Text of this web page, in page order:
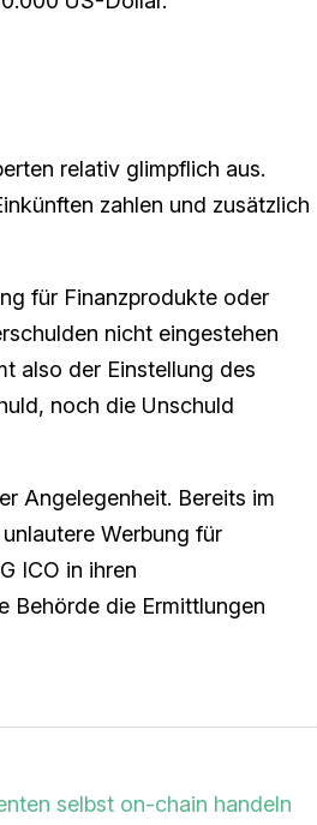
relativ glimpflich aus.
zahlen und zusätzlich
für Finanzprodukte oder
nicht eingestehen
also der Einstellung des
noch die Unschuld
Angelegenheit. Bereits im
Werbung für
ICO in ihren
Behörde die Ermittlungen
selbst on-chain handeln